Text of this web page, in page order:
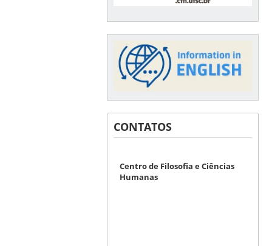
CONTATOS
Centro de Filosofia e Ciências
Humanas